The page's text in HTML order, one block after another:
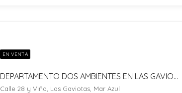
EN VENTA
DEPARTAMENTO DOS AMBIENTES EN LAS GAVIOTAS
Calle 28 y Viña, Las Gaviotas, Mar Azul